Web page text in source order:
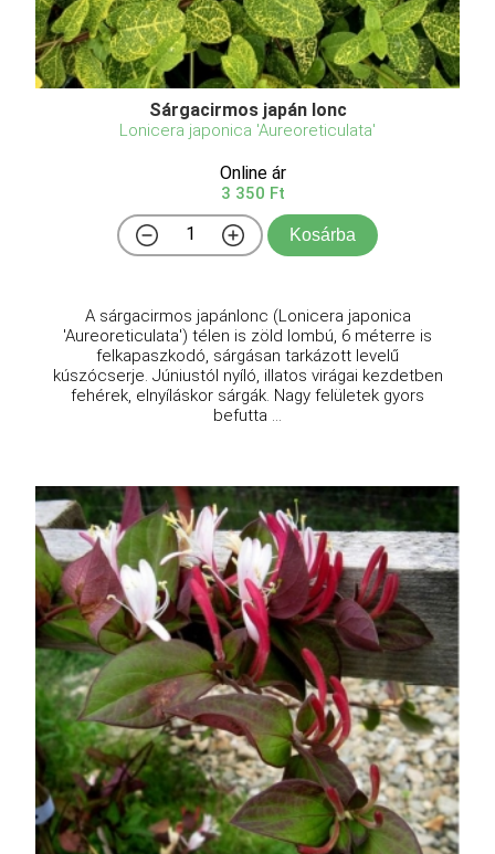
Sárgacirmos japán lonc
Lonicera japonica 'Aureoreticulata'
Online ár
3 350 Ft
Kosárba
A sárgacirmos japánlonc (Lonicera japonica
'Aureoreticulata') télen is zöld lombú, 6 méterre is
felkapaszkodó, sárgásan tarkázott levelű
kúszócserje. Júniustól nyíló, illatos virágai kezdetben
fehérek, elnyíláskor sárgák. Nagy felületek gyors
befutta ...